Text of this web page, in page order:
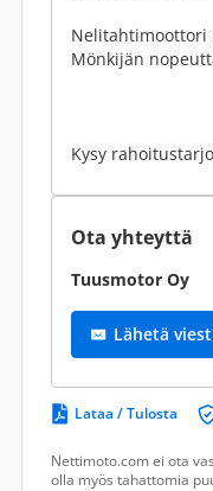
Nelitahtimoottori
Mönkijän
Kysy
Ota yhteyttä
Tuusmotor Oy
Lähetä
Lataa / Tulosta
Nettimoto.com ei ota
olla myös tahattomia